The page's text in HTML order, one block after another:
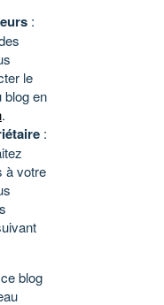
:
le
blog en
.
:
à votre
blog